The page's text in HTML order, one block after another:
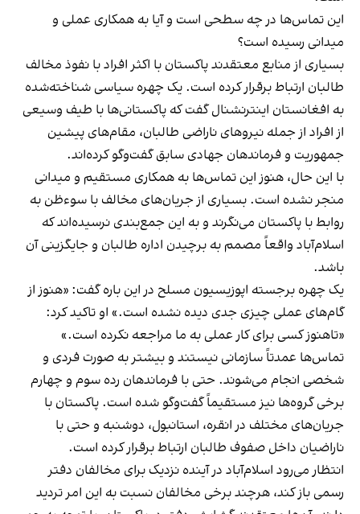
این تماس‌ها در چه سطحی است و آیا به همکاری عملی و
میدانی رسیده است؟
بسیاری از منابع معتقدند پاکستان با اکثر افراد با نفوذ مخالف
طالبان ارتباط برقرار کرده است. یک چهره سیاسی شناخته‌شده
به افغانستان اینترنشنال گفت که پاکستانی‌ها با طیف وسیعی
از افراد از جمله نیروهای ناراضی طالبان، مقام‌های پیشین
جمهوریت و فرماندهان جهادی سابق گفت‌وگو کرده‌اند.
با این حال، هنوز این تماس‌ها به همکاری مستقیم و میدانی
منجر نشده است. بسیاری از جریان‌های مخالف با سوءظن به
روابط با پاکستان می‌نگرند و به این جمع‌بندی نرسیده‌اند که
اسلام‌آباد واقعاً مصمم به برچیدن اداره طالبان و جایگزینی آن
باشد.
یک چهره برجسته اپوزیسیون مسلح در این باره گفت: «هنوز از
گام‌های عملی چیزی جدی دیده نشده است.» او تاکید کرد:
«تاهنوز کسی برای کار عملی به ما مراجعه نکرده است.»
تماس‌ها عمدتاً سازمانی نیستند و بیشتر به صورت فردی و
شخصی انجام می‌شوند. حتی با فرماندهان رده سوم و چهارم
برخی گروه‌ها نیز مستقیماً گفت‌وگو شده است. پاکستان با
جریان‌های مختلف در انقره، استانبول، دوشنبه و حتی با
ناراضیان داخل صفوف طالبان ارتباط برقرار کرده است.
انتظار می‌رود اسلام‌آباد در آینده نزدیک برای مخالفان دفتر
رسمی باز کند، هرچند برخی مخالفان نسبت به این امر تردید